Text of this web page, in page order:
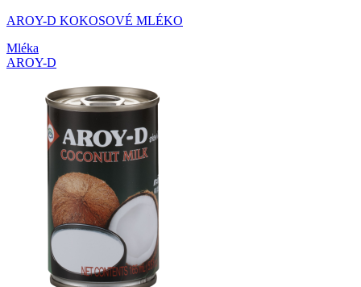
AROY-D KOKOSOVÉ MLÉKO
Mléka
AROY-D